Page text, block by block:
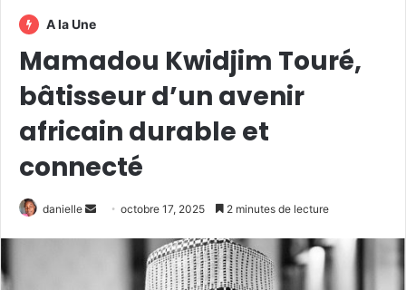
A la Une
Mamadou Kwidjim Touré,
bâtisseur d’un avenir
africain durable et
connecté
danielle
Envoyeroctobre 17, 2025 2 minutes de lecture